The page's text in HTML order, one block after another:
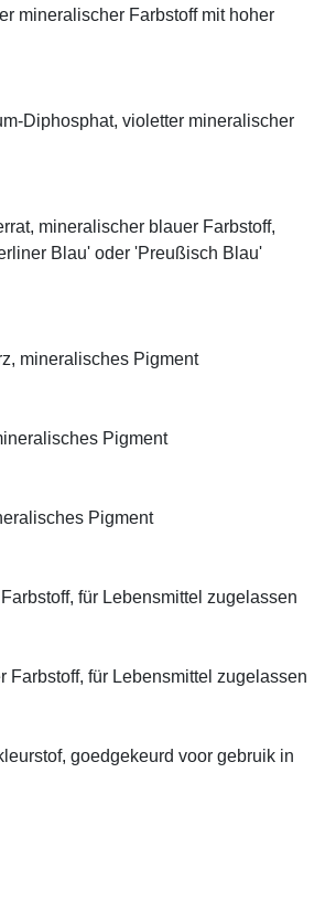
mineralischer Farbstoff mit hoher
Diphosphat, violetter mineralischer
mineralischer blauer Farbstoff,
Blau' oder 'Preußisch Blau'
mineralisches Pigment
Pigment
Pigment
für Lebensmittel zugelassen
Farbstoff, für Lebensmittel zugelassen
goedgekeurd voor gebruik in